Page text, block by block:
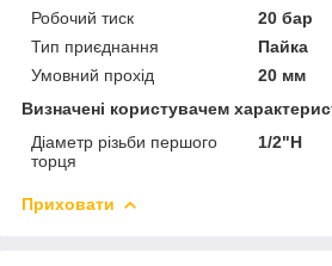
Робочий тиск
20 бар
Тип приєднання
Пайка
Умовний прохід
20 мм
Визначені користувачем
Діаметр різьби першого
торця
1/2"Н
Приховати